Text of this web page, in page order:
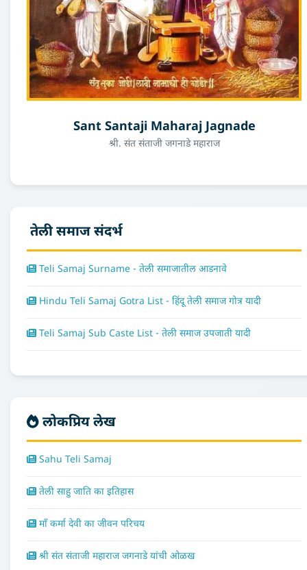
Sant Santaji Maharaj Jagnade
श्री. संत संताजी जगनाडे महाराज
तेली समाज संदर्भ
Teli Samaj Surname - तेली समाजातील आडनावे
Hindu Teli Samaj Gotra List - हिंदू तेली समाज गोत्र यादी
Teli Samaj Sub Caste List - तेली समाज उपजाती यादी
लोकप्रिय लेख
Sahu Teli Samaj
तेली साहु जाति का इतिहास
माँ कर्मा देवी का जीवन परिचय
श्री संत संताजी महाराज जगनाडे यांची ओळख